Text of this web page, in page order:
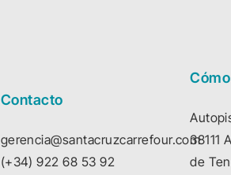
Contacto
gerencia@santacruzcarrefour.com
(+34) 922 68 53 92
38111
de